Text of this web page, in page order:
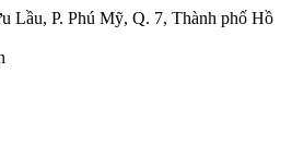
Lầu, P. Phú Mỹ, Q. 7, Thành phố Hồ